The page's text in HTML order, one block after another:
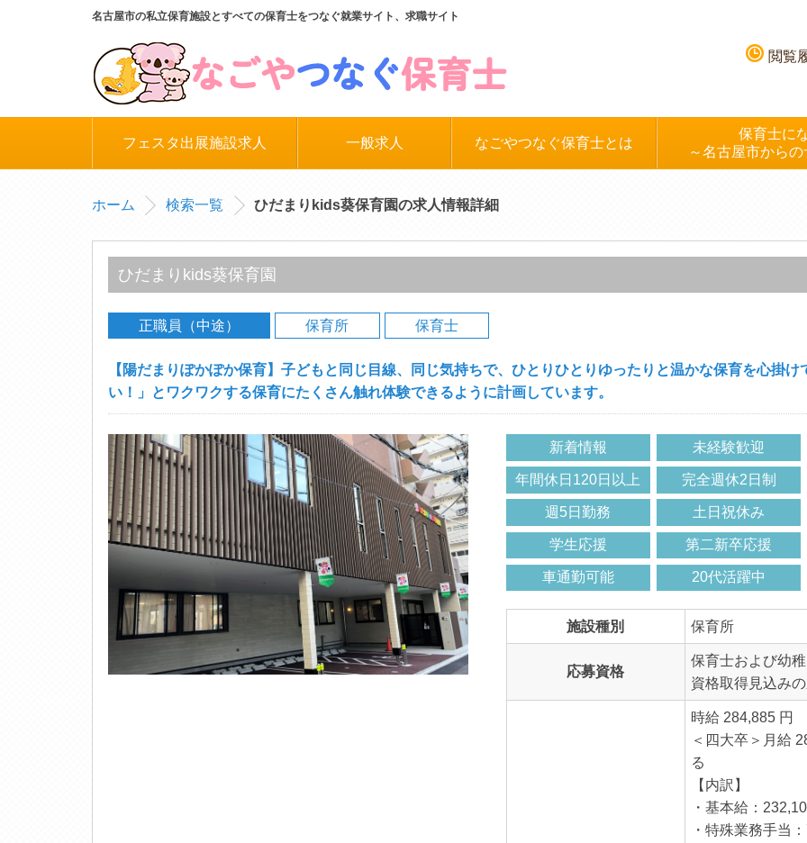
名古屋市の私立保育施設とすべての保育士をつなぐ就業サイト、求職サイト
閲覧
フェスタ出展施設求人 一般求人 なごやつなぐ保育士とは
保育士に
～名古屋市から
ホーム 検索一覧 ひだまりkids葵保育園の求人情報詳細
ひだまりkids葵保育園
正職員（中途） 保育所 保育士
【陽だまりぽかぽか保育】子どもと同じ目線、同じ気持ちで、ひとりひとりゆったりと温かな保育を心掛
い！」とワクワクする保育にたくさん触れ体験できるように計画しています。
新着情報 未経験歓迎
年間休日120日以上 完全週休2日制
週5日勤務 土日祝休み
学生応援 第二新卒応援
車通勤可能 20代活躍中
施設種別 保育所
応募資格
保育士および幼
資格取得見込み
時給 284,885 円
＜四大卒＞月給
【
・基本
・特殊